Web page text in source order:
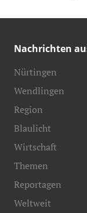
Nachrichten
Nürtingen
Wendlingen
Region
Blaulicht
Wirtschaft
Themen
Reportagen
Weltweit